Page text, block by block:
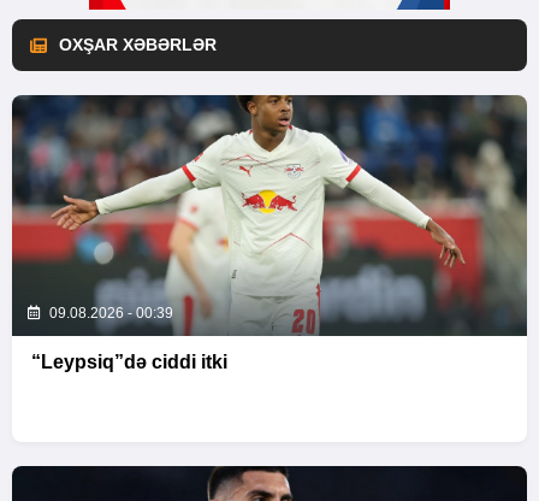
OXŞAR XƏBƏRLƏR
09.08.2026 - 00:39
“Leypsiq”də ciddi itki